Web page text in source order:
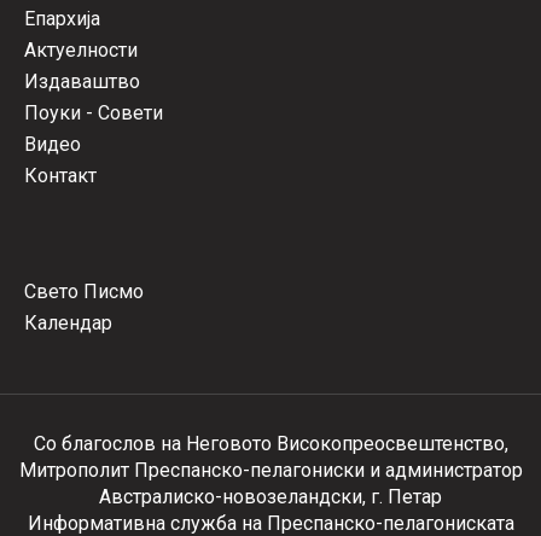
Епархија
Актуелности
Издаваштво
Поуки - Совети
Видео
Контакт
Свето Писмо
Календар
Со благослов на Неговото Високопреосвештенство,
Митрополит Преспанско-пелагониски и администратор
Австралиско-новозеландски, г. Петар
Информативна служба на Преспанско-пелагониската